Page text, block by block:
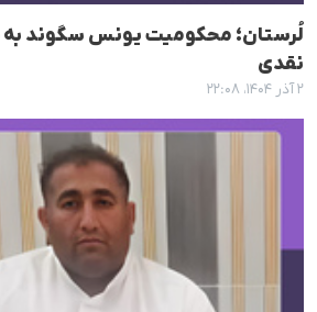
لُرستان؛ محکومیت یونس سگوند
نقدی
۲ آذر ۱۴۰۴، ۲۲:۰۸